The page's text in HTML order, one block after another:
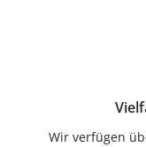
Wir verfügen